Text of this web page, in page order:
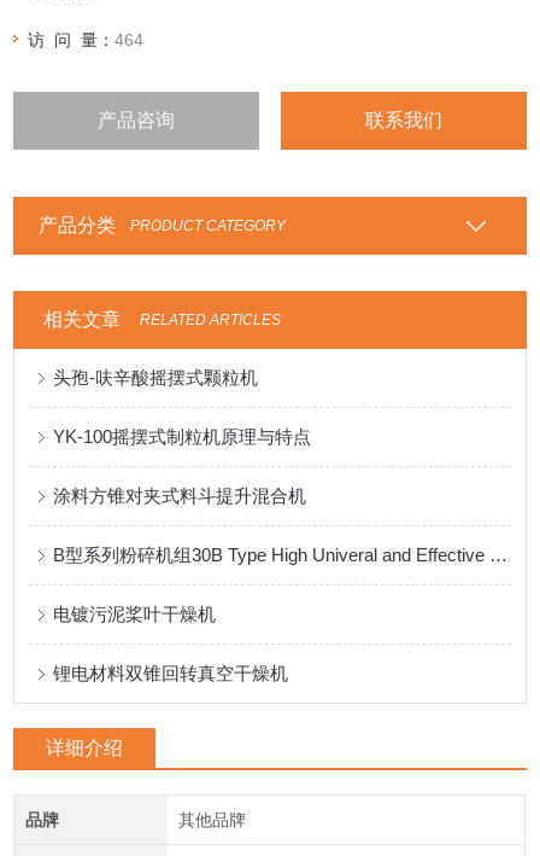
访 问 量：464
产品咨询 联系我们
产品分类 PRODUCT CATEGORY
相关文章 RELATED ARTICLES
头孢-呋辛酸摇摆式颗粒机
YK-100摇摆式制粒机原理与特点
涂料方锥对夹式料斗提升混合机
B型系列粉碎机组30B Type High Univeral and Effective Grinder
电镀污泥桨叶干燥机
锂电材料双锥回转真空干燥机
详细介绍
品牌 其他品牌